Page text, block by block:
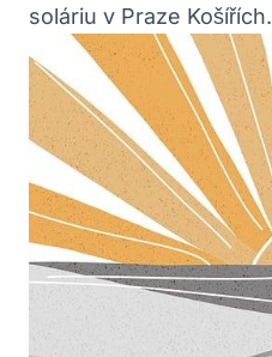
soláriu v Praze Košířích.